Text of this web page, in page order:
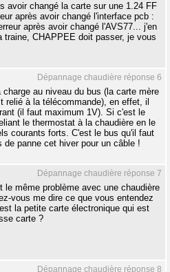
avoir changé la carte sur une 1.24 FF
après avoir changé l'interface pcb :
après avoir changé l'AVS77... j'en
traine, CHAPPEE doit passer, je vous
Dépannage chaudière réponse 6
charge au niveau du bus (la carte mère
relié à la télécommande), en effet, il
(il faut maximum 1V). Si c'est le
le thermostat à la chaudière en le
courants forts. C'est le bus qu'il faut
panne cet hiver pour un câble !
Dépannage chaudière réponse 7
le même problème avec une chaudière
vous me dire ce que vous entendez
la petite carte électronique qui est
carte ?
Dépannage chaudière réponse 8